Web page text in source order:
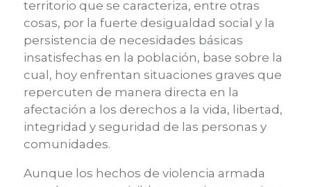
territorio que se caracteriza, entre otras
cosas, por la fuerte desigualdad social y la
persistencia de necesidades básicas
insatisfechas en la población, base sobre la
cual , hoy enfrentan situaciones graves que
repercuten de manera directa en la
afectación a los derechos a la vida, libertad,
integridad y seguridad de las personas y
comunidades.
Aunque los hechos de violencia armada